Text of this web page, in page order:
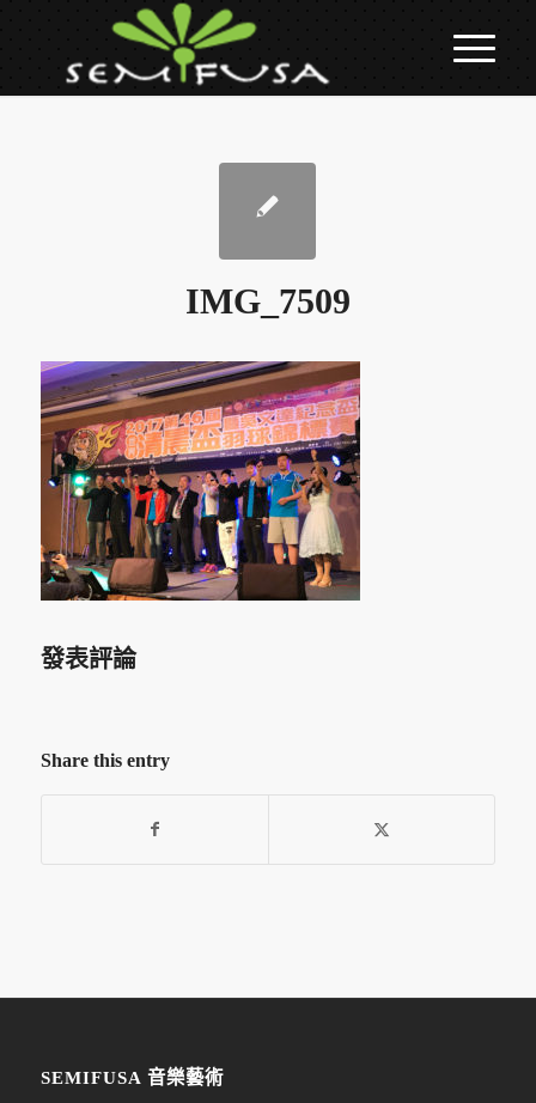
IMG_7509
發表評論
Share this entry
SEMIFUSA 音樂藝術